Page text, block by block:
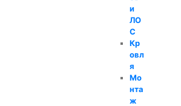
и
ЛО
С
Кр
овл
я
Мо
нта
ж